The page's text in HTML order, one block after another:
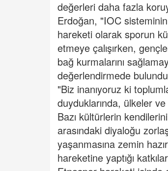
değerleri daha fazla
Erdoğan, "IOC
hareketi olarak sporun
etmeye çalışırken,
bağ kurmalarını
değerlendirmede
"Biz inanıyoruz ki
duyduklarında, ülkeler
Bazı kültürlerin
arasındaki diyaloğu
yaşanmasına zemin
hareketine yaptığı